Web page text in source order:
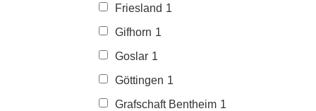
Friesland 1
Gifhorn 1
Goslar 1
Göttingen 1
Grafschaft Bentheim 1